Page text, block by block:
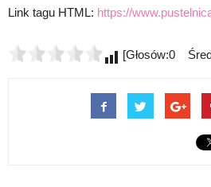
Link tagu HTML: https://
[Głosów:0